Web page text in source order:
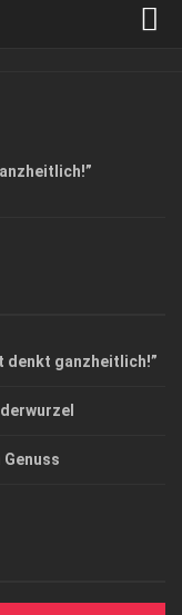
denkt ganzheitlich!”
Genuss